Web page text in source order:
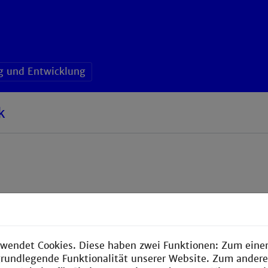
und Entwicklung
und Sensorik (AGT) der Fakultät für
Cookies. Diese haben zwei Funktionen: Zum
Funktionalität unserer Website. Zum